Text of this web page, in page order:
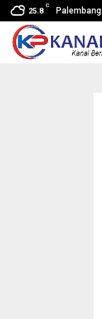
25.8
C
Palembang